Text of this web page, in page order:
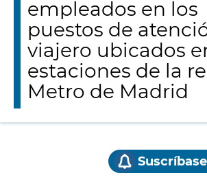
empleados en los
puestos de
viajero ubicados
estaciones de la
Metro de Madrid